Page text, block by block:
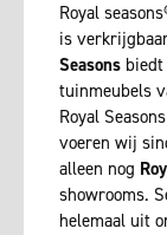
Royal
is
Seasons
tuinmeubels
Royal
voeren wij
alleen nog
showrooms.
helemaal uit